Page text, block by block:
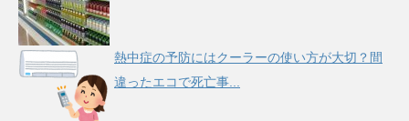
熱中症の予防にはクーラーの使い方が大切？間
違ったエコで死亡事...